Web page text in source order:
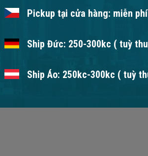
Pickup tại cửa hàng: miễn phí
Ship Đức: 250-300kc ( tuỳ
Ship Áo: 250kc-300kc ( tuỳ